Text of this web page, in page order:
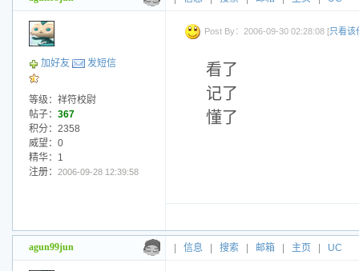
加好友 发短信
等级：祥符校尉
帖子： 367
积分：2358
威望：0
精华：1
注册： 2006-09-28 12:39:58
Post By：2006-09-30 02:28:08 [只看该
看了
记了
懂了
agun99jun 信息 搜索 邮箱 主页 UC